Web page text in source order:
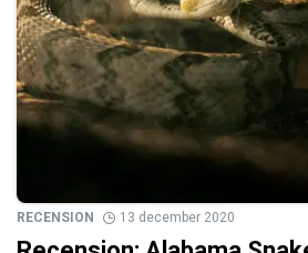
RECENSION 13 december 2020